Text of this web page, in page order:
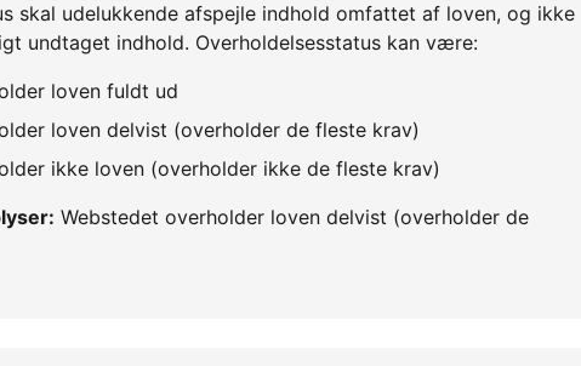
skal udelukkende afspejle indhold omfattet af loven, og ikke
undtaget indhold. Overholdelsesstatus kan være:
loven fuldt ud
loven delvist (overholder de fleste krav)
ikke loven (overholder ikke de fleste krav)
Webstedet overholder loven delvist (overholder de